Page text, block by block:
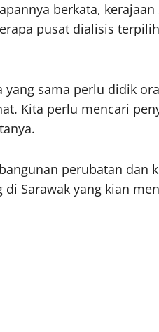
berkata,
pusat dialisis
sama perlu didik
Kita perlu mencari
perubatan dan
Sarawak yang kian